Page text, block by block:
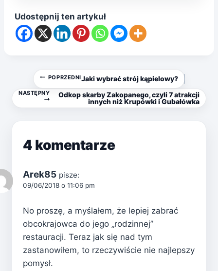
Udostępnij ten artykuł
Nawigacja
wpisu
POPRZEDNIJaki wybrać strój kąpielowy?
NASTĘPNY
Odkop skarby Zakopanego, czyli 7 atrakcji
innych niż Krupówki i Gubałówka
4 komentarze
Arek85 pisze:
09/06/2018 o 11:06 pm
No proszę, a myślałem, że lepiej zabrać
obcokrajowca do jego „rodzinnej”
restauracji. Teraz jak się nad tym
zastanowiłem, to rzeczywiście nie najlepszy
pomysł.